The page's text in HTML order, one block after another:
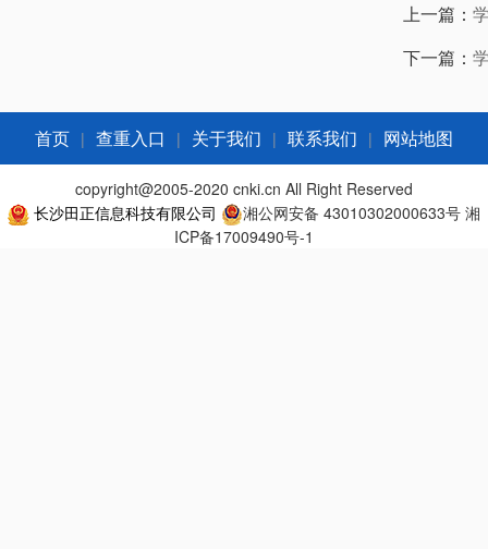
上一篇：
下一篇：
首页 | 查重入口 | 关于我们 | 联系我们 | 网站地图
copyright@2005-2020 cnki.cn All Right Reserved
长沙田正信息科技有限公司
湘公网安备 43010302000633号 湘
ICP备17009490号-1